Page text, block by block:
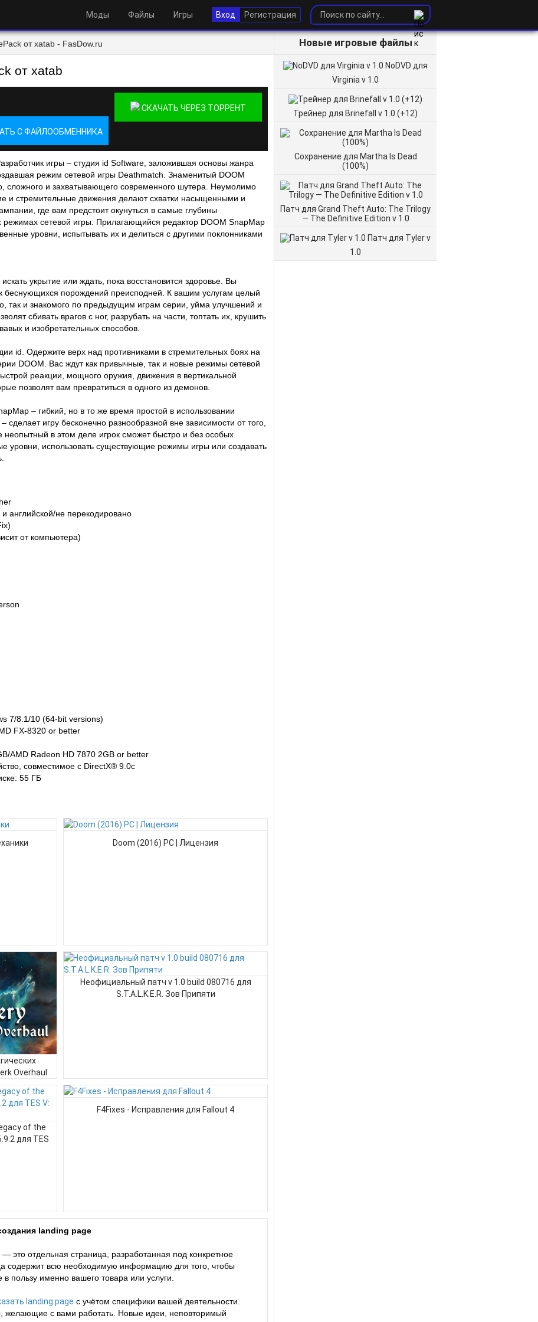
Моды Файлы Игры Вход Регистрация
Новые игровые файлы
NoDVD для
Virginia v 1.0
Трейнер для Brinefall v 1.0 (+12)
Сохранение для Martha Is Dead
(100%)
Патч для Grand Theft Auto: The Trilogy
— The Definitive Edition v 1.0
Патч для Tyler v
1.0
от xatab - FasDow.ru
от xatab
СКАЧАТЬ ЧЕРЕЗ ТОРРЕНТ
С ФАЙЛООБМЕННИКА
игры – студия id Software, заложившая основы жанра
режим сетевой игры Deathmatch. Знаменитый DOOM
сложного и захватывающего современного шутера. Неумолимо
и стремительные движения делают схватки насыщенными и
где вам предстоит окунуться в самые глубины
режимах сетевой игры. Прилагающийся редактор DOOM SnapMap
уровни, испытывать их и делиться с другими поклонниками
укрытие или ждать, пока восстановится здоровье. Вы
беснующихся порождений преисподней. К вашим услугам целый
так и знакомого по предыдущим играм серии, уйма улучшений и
сбивать врагов с ног, разрубать на части, топтать их, крушить
и изобретательных способов.
id. Одержите верх над противниками в стремительных боях на
DOOM. Вас ждут как привычные, так и новые режимы сетевой
реакции, мощного оружия, движения в вертикальной
позволят вам превратиться в одного из демонов.
– гибкий, но в то же время простой в использовании
игру бесконечно разнообразной вне зависимости от того,
в этом деле игрок сможет быстро и без особых
уровни, использовать существующие режимы игры или создавать
английской/не перекодировано
от компьютера)
7/8.1/10 (64-bit versions)
FX-8320 or better
AMD Radeon HD 7870 2GB or better
совместимое с DirectX® 9.0с
55 ГБ
Doom (2016) PC | Лицензия
Overhaul
Неофициальный патч v 1.0 build 080716 для
S.T.A.L.K.E.R. Зов Припяти
of the
для TES
F4Fixes - Исправления для Fallout 4
landing page
это отдельная страница, разработанная под конкретное
содержит всю необходимую информацию для того, чтобы
пользу именно вашего товара или услуги.
landing page с учётом специфики вашей деятельности.
желающие с вами работать. Новые идеи, неповторимый